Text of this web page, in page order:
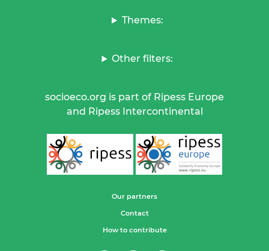
Themes:
Other filters:
socioeco.org is part of Ripess Europe
and Ripess Intercontinental
Our partners
Contact
How to contribute